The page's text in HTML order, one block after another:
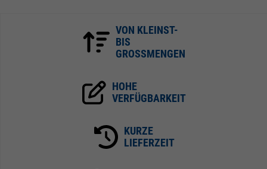
VON KLEINST-
BIS
GROSSMENGEN
HOHE
VERFÜGBARKEIT
KURZE
LIEFERZEIT